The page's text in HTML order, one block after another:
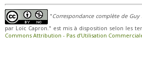
"Correspondance complète de
par Loïc Capron." est mis à disposition selon les
Commons Attribution - Pas d’Utilisation